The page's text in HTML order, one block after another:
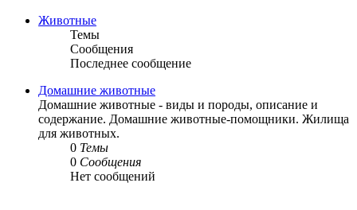
Животные
Темы
Сообщения
Последнее сообщение
Домашние животные
Домашние животные - виды и породы, описание и
содержание. Домашние животные-помощники. Жилища
для животных.
0 Темы
0 Сообщения
Нет сообщений